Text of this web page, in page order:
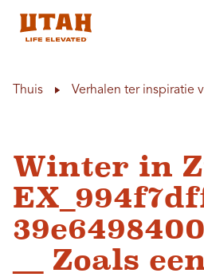
Thuis Verhalen ter inspiratie
Winter in
__ Zoals